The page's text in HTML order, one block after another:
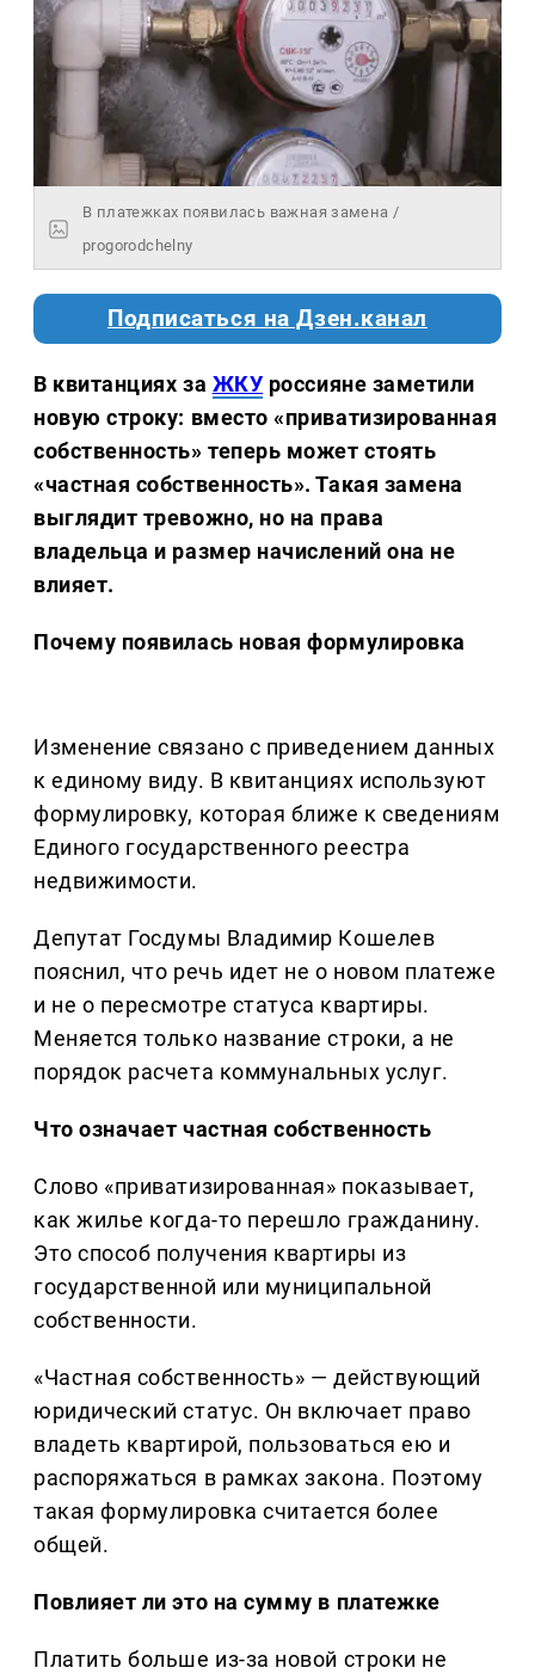
В платежках появилась важная замена /
progorodchelny
Подписаться на Дзен.канал
В квитанциях за ЖКУ россияне заметили
новую строку: вместо «приватизированная
собственность» теперь может стоять
«частная собственность». Такая замена
выглядит тревожно, но на права
владельца и размер начислений она не
влияет.
Почему появилась новая формулировка
Изменение связано с приведением данных
к единому виду. В квитанциях используют
формулировку, которая ближе к сведениям
Единого государственного реестра
недвижимости.
Депутат Госдумы Владимир Кошелев
пояснил, что речь идет не о новом платеже
и не о пересмотре статуса квартиры.
Меняется только название строки, а не
порядок расчета коммунальных услуг.
Что означает частная собственность
Слово «приватизированная» показывает,
как жилье когда-то перешло гражданину.
Это способ получения квартиры из
государственной или муниципальной
собственности.
«Частная собственность» — действующий
юридический статус. Он включает право
владеть квартирой, пользоваться ею и
распоряжаться в рамках закона. Поэтому
такая формулировка считается более
общей.
Повлияет ли это на сумму в платежке
Платить больше из-за новой строки не